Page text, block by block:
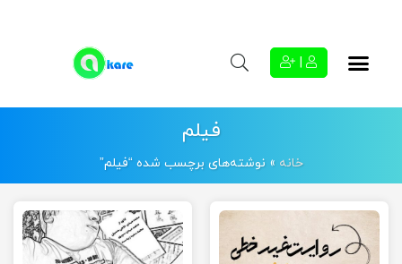
فیلم
خانه » نوشته‌های برچسب شده “فیلم”